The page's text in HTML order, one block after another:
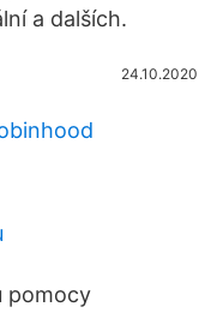
a dalších.
24.10.2020
pomocy